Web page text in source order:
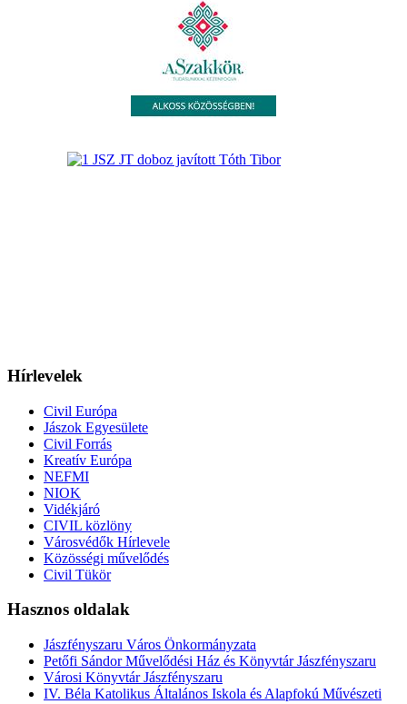
Hírlevelek
Civil Európa
Jászok Egyesülete
Civil Forrás
Kreatív Európa
NEFMI
NIOK
Vidékjáró
CIVIL közlöny
Városvédők Hírlevele
Közösségi művelődés
Civil Tükör
Hasznos oldalak
Jászfényszaru Város Önkormányzata
Petőfi Sándor Művelődési Ház és Könyvtár Jászfényszaru
Városi Könyvtár Jászfényszaru
IV. Béla Katolikus Általános Iskola és Alapfokú Művészeti